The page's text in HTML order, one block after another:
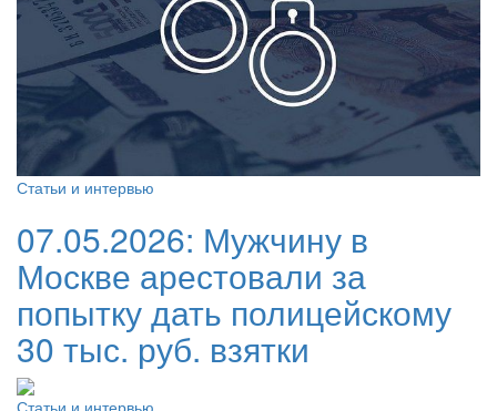
Статьи и интервью
07.05.2026: Мужчину в
Москве арестовали за
попытку дать полицейскому
30 тыс. руб. взятки